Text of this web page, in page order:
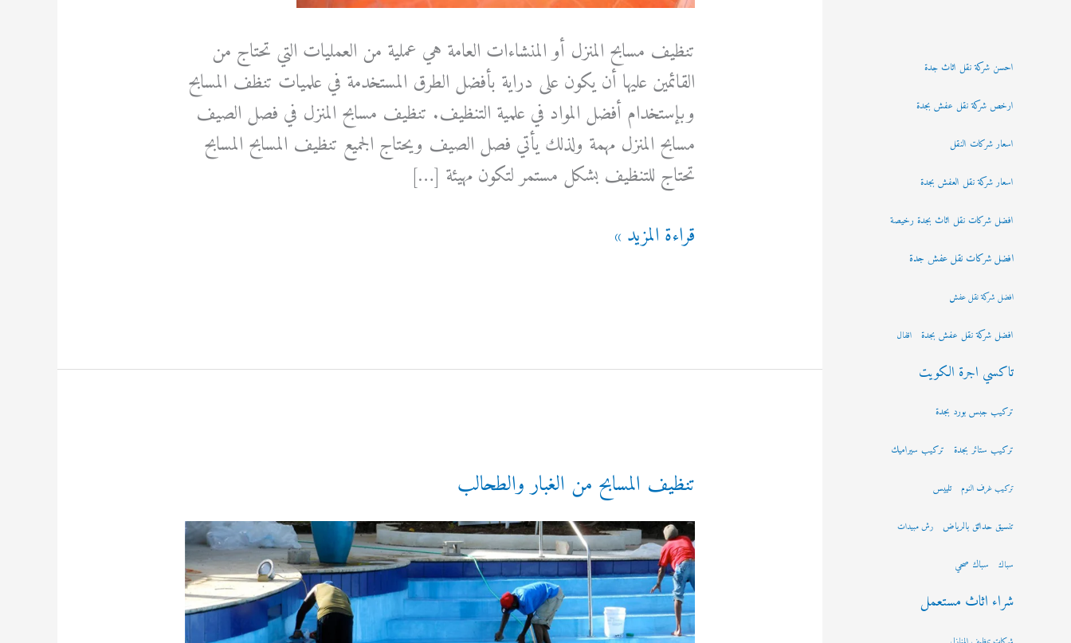
احسن شركة نقل اثاث جدة
ارخص شركة نقل عفش بجدة
اسعار شركات النقل
اسعار شركة نقل العفش بجدة
افضل شركات نقل اثاث بجدة رخيصة
افضل شركات نقل عفش جدة
افضل شركة نقل عفش
افضل شركة نقل عفش بجدة اقفال
تاكسي اجرة الكويت
تركيب جبس بورد بجدة
تركيب ستائر بجدة تركيب سيراميك
تركيب غرف النوم تلييس
تنسيق حدائق بالرياض رش مبيدات
سباك سباك صحي
شراء اثاث مستعمل
تنظيف مسابح المنزل أو المنشاءات العامة هي عملية من العمليات التي تحتاج من
القائمين عليها أن يكون على دراية بأفضل الطرق المستخدمة في علميات تنظف المسابح
وبإستخدام أفضل المواد في علمية التنظيف. تنظيف مسابح المنزل في فصل الصيف
مسابح المنزل مهمة ولذلك يأتي فصل الصيف ويحتاج الجميع تنظيف المسابح المسابح
تحتاج للتنظيف بشكل مستمر لتكون مهيئة […]
تنظيف
قراءة المزيد »
تنظيف المسابح من الغبار والطحالب